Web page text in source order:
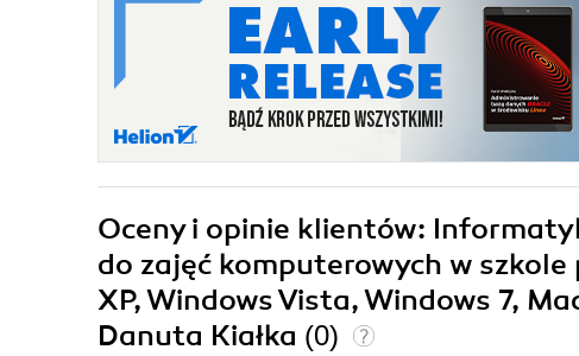
Oceny i opinie klientów:
do zajęć komputerowych w
XP, Windows Vista, Windows 7,
Danuta Kiałka (0)